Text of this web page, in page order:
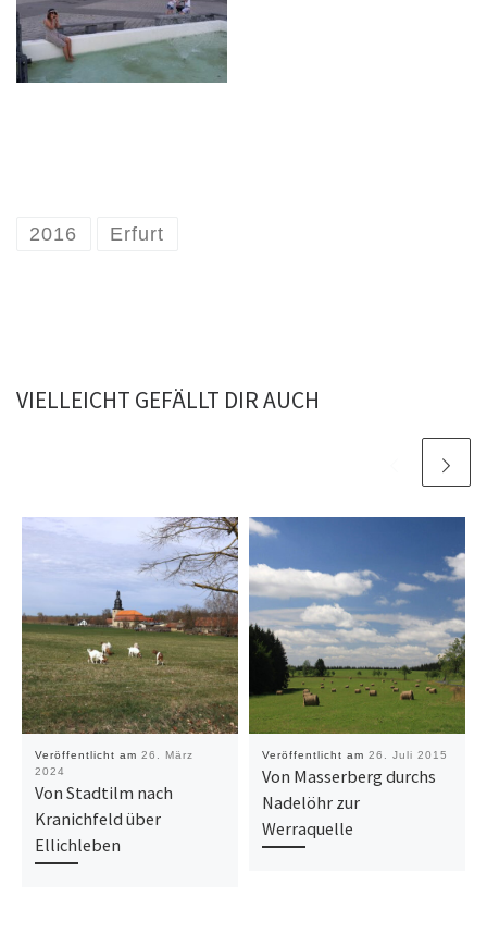
2016 Erfurt
VIELLEICHT GEFÄLLT DIR AUCH
Veröffentlicht am 26. März
2024
Von Stadtilm nach
Kranichfeld über
Ellichleben
Veröffentlicht am 26. Juli 2015
Von Masserberg durchs
Nadelöhr zur
Werraquelle